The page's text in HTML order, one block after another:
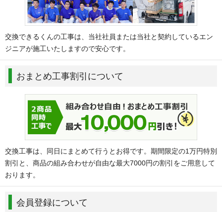
交換できるくんの工事は、当社社員または当社と契約しているエン
ジニアが施工いたしますので安心です。
おまとめ工事割引について
交換工事は、同日にまとめて行うとお得です。期間限定の1万円特別
割引と、商品の組み合わせが自由な最大7000円の割引をご用意して
おります。
会員登録について